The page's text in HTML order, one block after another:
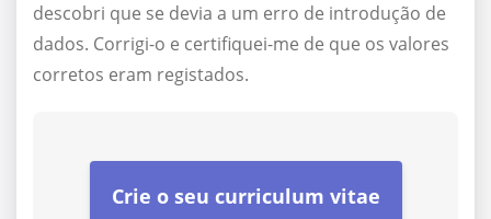
descobri que se devia a um erro de introdução de
dados. Corrigi-o e certifiquei-me de que os valores
corretos eram registados.
Crie o seu curriculum vitae